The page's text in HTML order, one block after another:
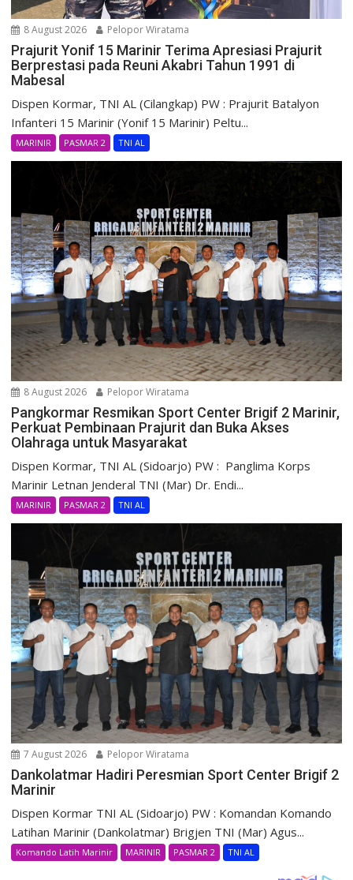
8 August 2026 Pelopor Wiratama
Prajurit Yonif 15 Marinir Terima Apresiasi Prajurit
Berprestasi pada Reuni Akabri Tahun 1991 di
Mabesal
Dispen Kormar, TNI AL (Cilangkap) PW : Prajurit Batalyon
Infanteri 15 Marinir (Yonif 15 Marinir) Peltu...
MARINIR PASMAR 2 TNI AL
8 August 2026 Pelopor Wiratama
Pangkormar Resmikan Sport Center Brigif 2 Marinir,
Perkuat Pembinaan Prajurit dan Buka Akses
Olahraga untuk Masyarakat
Dispen Kormar, TNI AL (Sidoarjo) PW : Panglima Korps
Marinir Letnan Jenderal TNI (Mar) Dr. Endi...
MARINIR PASMAR 2 TNI AL
7 August 2026 Pelopor Wiratama
Dankolatmar Hadiri Peresmian Sport Center Brigif 2
Marinir
Dispen Kormar TNI AL (Sidoarjo) PW : Komandan Komando
Latihan Marinir (Dankolatmar) Brigjen TNI (Mar) Agus...
Komando Latih Marinir MARINIR PASMAR 2 TNI AL